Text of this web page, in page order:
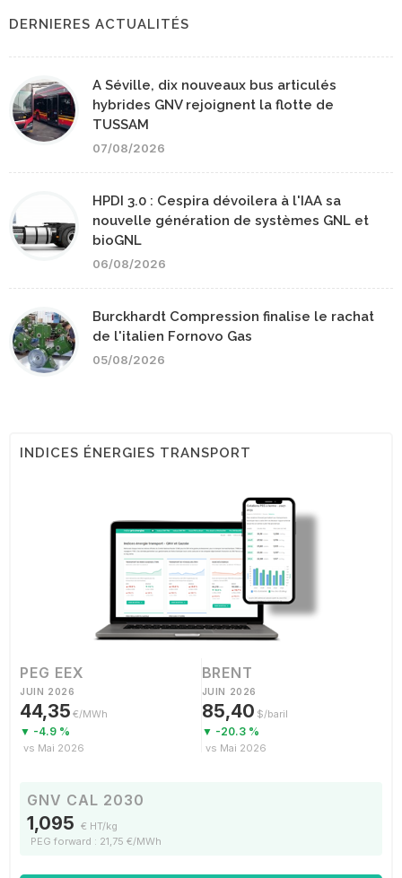
DERNIERES ACTUALITÉS
A Séville, dix nouveaux bus articulés
hybrides GNV rejoignent la flotte de
TUSSAM
07/08/2026
HPDI 3.0 : Cespira dévoilera à l'IAA sa
nouvelle génération de systèmes GNL et
bioGNL
06/08/2026
Burckhardt Compression finalise le rachat
de l'italien Fornovo Gas
05/08/2026
INDICES ÉNERGIES TRANSPORT
PEG EEX
JUIN 2026
44,35 €/MWh
▼ -4.9 %
vs Mai 2026
BRENT
JUIN 2026
85,40 $/baril
▼ -20.3 %
vs Mai 2026
GNV CAL 2030
1,095 € HT/kg
PEG forward : 21,75 €/MWh